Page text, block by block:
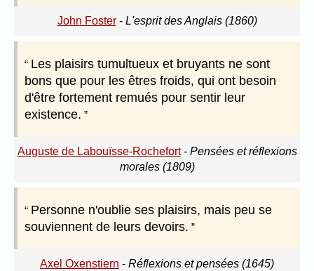
John Foster- L'esprit des Anglais (1860)
Les plaisirs tumultueux et bruyants ne sont
bons que pour les êtres froids, qui ont besoin
d'être fortement remués pour sentir leur
existence.
Auguste de Labouïsse-Rochefort- Pensées et réflexions
morales (1809)
Personne n'oublie ses plaisirs, mais peu se
souviennent de leurs devoirs.
Axel Oxenstiern - Réflexions et pensées (1645)